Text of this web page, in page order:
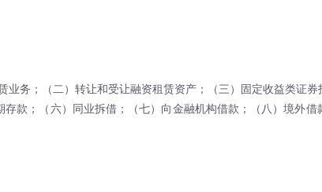
业务；（二）转让和受让融资租赁资产；（三）固定收益类证
存款；（六）同业拆借；（七）向金融机构借款；（八）境外借